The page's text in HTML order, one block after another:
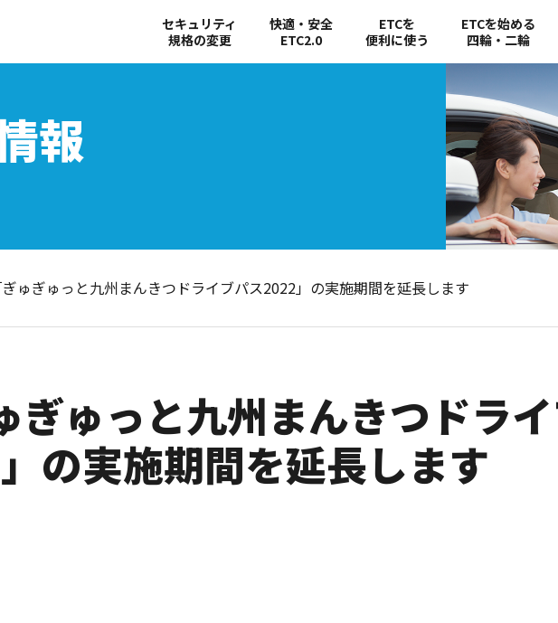
セキュリティ
規格の変更
快適・安全
ETC2.0
ETCを
便利に使う
ETCを始める
四輪・二輪
報
ぎゅぎゅっと九州まんきつドライブパス2022」の実施期間を延長します
ぎゅっと九州まんきつドラ
の実施期間を延長します